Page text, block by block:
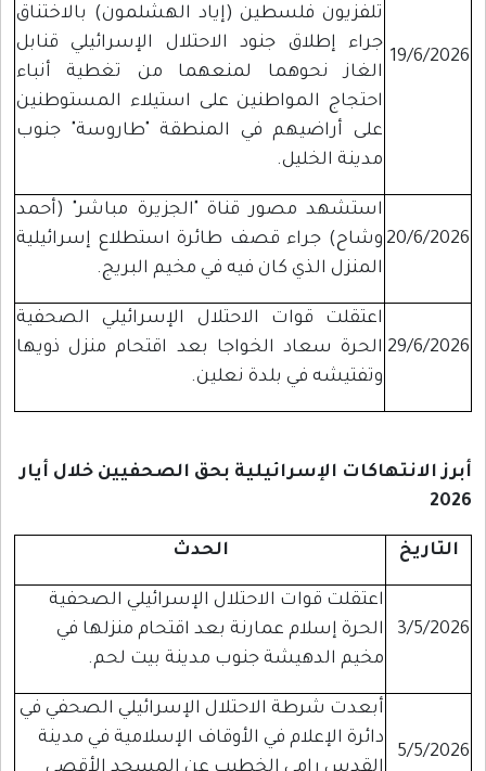
19/6/2026
تلفزيون فلسطين (إياد الهشلمون) بالاختناق
جراء إطلاق جنود الاحتلال الإسرائيلي قنابل
الغاز نحوهما لمنعهما من تغطية أنباء
احتجاج المواطنين على استيلاء المستوطنين
على أراضيهم في المنطقة "طاروسة" جنوب
مدينة الخليل.
20/6/2026
استشهد مصور قناة "الجزيرة مباشر" (أحمد
وشاح) جراء قصف طائرة استطلاع إسرائيلية
المنزل الذي كان فيه في مخيم البريج.
29/6/2026
اعتقلت قوات الاحتلال الإسرائيلي الصحفية
الحرة سعاد الخواجا بعد اقتحام منزل ذويها
وتفتيشه في بلدة نعلين.
أبرز الانتهاكات الإسرائيلية بحق الصحفيين خلال أيار
2026
التاريخ الحدث
3/5/2026
اعتقلت قوات الاحتلال الإسرائيلي الصحفية
الحرة إسلام عمارنة بعد اقتحام منزلها في
مخيم الدهيشة جنوب مدينة بيت لحم.
5/5/2026
أبعدت شرطة الاحتلال الإسرائيلي الصحفي في
دائرة الإعلام في الأوقاف الإسلامية في مدينة